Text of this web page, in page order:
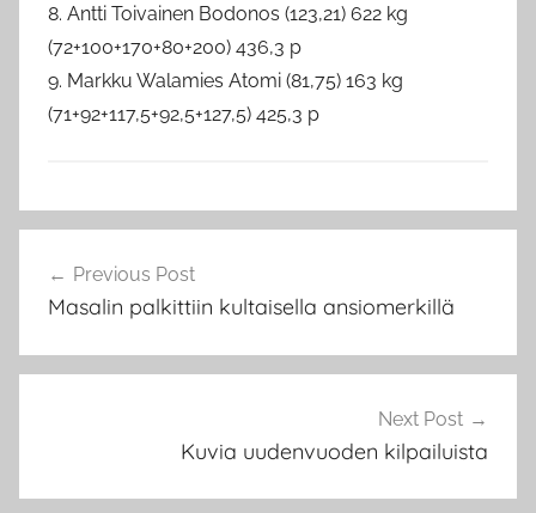
8. Antti Toivainen Bodonos (123,21) 622 kg
(72+100+170+80+200) 436,3 p
9. Markku Walamies Atomi (81,75) 163 kg
(71+92+117,5+92,5+127,5) 425,3 p
B
o
n
selaus
Previous Post
Masalin palkittiin kultaisella ansiomerkillä
Next Post
Kuvia uudenvuoden kilpailuista